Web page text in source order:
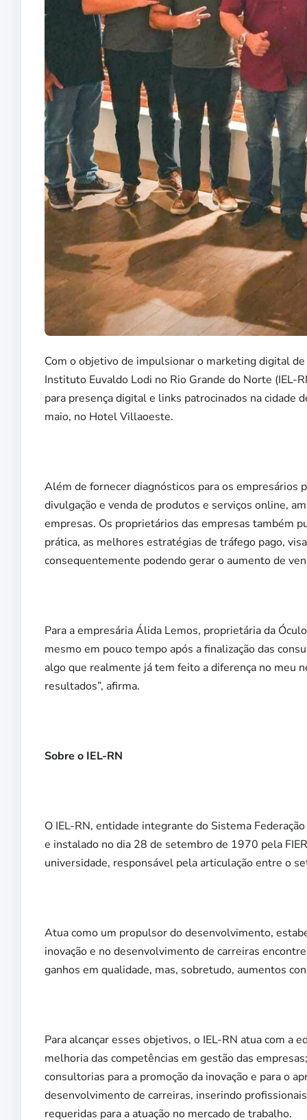
Com o objetivo de impulsionar o marketing digital
Instituto Euvaldo Lodi no Rio Grande do Norte (IEL-
para presença digital e links patrocinados na
maio, no Hotel Villaoeste.
Além de fornecer diagnósticos para os empresários
divulgação e venda de produtos e serviços online,
empresas. Os proprietários das empresas também
prática, as melhores estratégias de tráfego pago,
consequentemente podendo gerar o aumento de
Para a empresária Álida Lemos, proprietária da
mesmo em pouco tempo após a finalização das
algo que realmente já tem feito a diferença no meu
resultados”, afirma.
Sobre o IEL-RN
O IEL-RN, entidade integrante do Sistema
e instalado no dia 28 de setembro de 1970 pela
universidade, responsável pela articulação entre o
Atua como um propulsor do desenvolvimento,
inovação e no desenvolvimento de carreiras
ganhos em qualidade, mas, sobretudo, aumentos
Para alcançar esses objetivos, o IEL-RN atua com a
melhoria das competências em gestão das
consultorias para a promoção da inovação e para o
desenvolvimento de carreiras, inserindo
requeridas para a atuação no mercado de trabalho.